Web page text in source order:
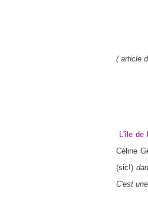
( article
L'île de
Céline
(sic!)
C'est